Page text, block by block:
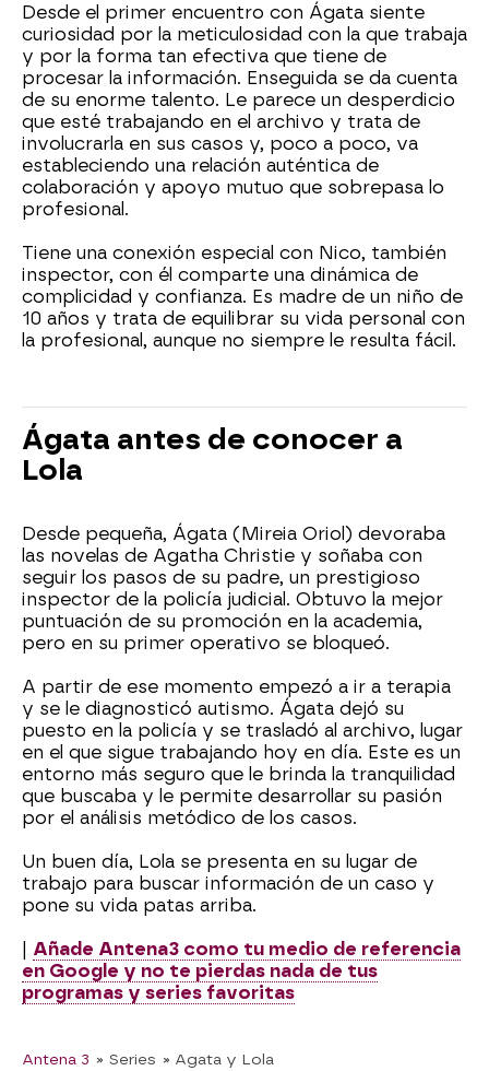
Desde el primer encuentro con Ágata siente
curiosidad por la meticulosidad con la que trabaja
y por la forma tan efectiva que tiene de
procesar la información. Enseguida se da cuenta
de su enorme talento. Le parece un desperdicio
que esté trabajando en el archivo y trata de
involucrarla en sus casos y, poco a poco, va
estableciendo una relación auténtica de
colaboración y apoyo mutuo que sobrepasa lo
profesional.
Tiene una conexión especial con Nico, también
inspector, con él comparte una dinámica de
complicidad y confianza. Es madre de un niño de
10 años y trata de equilibrar su vida personal con
la profesional, aunque no siempre le resulta fácil.
Ágata antes de conocer a
Lola
Desde pequeña, Ágata (Mireia Oriol) devoraba
las novelas de Agatha Christie y soñaba con
seguir los pasos de su padre, un prestigioso
inspector de la policía judicial. Obtuvo la mejor
puntuación de su promoción en la academia,
pero en su primer operativo se bloqueó.
A partir de ese momento empezó a ir a terapia
y se le diagnosticó autismo. Ágata dejó su
puesto en la policía y se trasladó al archivo, lugar
en el que sigue trabajando hoy en día. Este es un
entorno más seguro que le brinda la tranquilidad
que buscaba y le permite desarrollar su pasión
por el análisis metódico de los casos.
Un buen día, Lola se presenta en su lugar de
trabajo para buscar información de un caso y
pone su vida patas arriba.
Añade Antena3 como tu medio de referencia
en Google y no te pierdas nada de tus
programas y series favoritas
Antena 3 » Series » Agata y Lola